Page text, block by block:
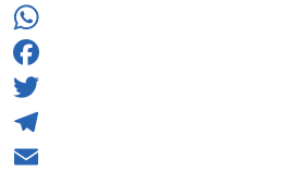
WhatsApp
Facebook
Twitter
Telegram